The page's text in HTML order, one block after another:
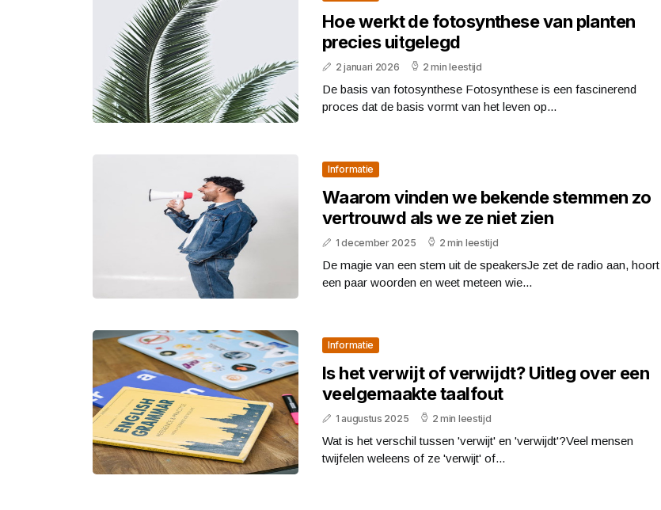
Hoe werkt de fotosynthese van planten
precies uitgelegd
2 januari 2026 2 min leestijd
De basis van fotosynthese Fotosynthese is een fascinerend
proces dat de basis vormt van het leven op...
Informatie
Waarom vinden we bekende stemmen zo
vertrouwd als we ze niet zien
1 december 2025 2 min leestijd
De magie van een stem uit de speakersJe zet de radio aan, hoort
een paar woorden en weet meteen wie...
Informatie
Is het verwijt of verwijdt? Uitleg over een
veelgemaakte taalfout
1 augustus 2025 2 min leestijd
Wat is het verschil tussen 'verwijt' en 'verwijdt'?Veel mensen
twijfelen weleens of ze 'verwijt' of...